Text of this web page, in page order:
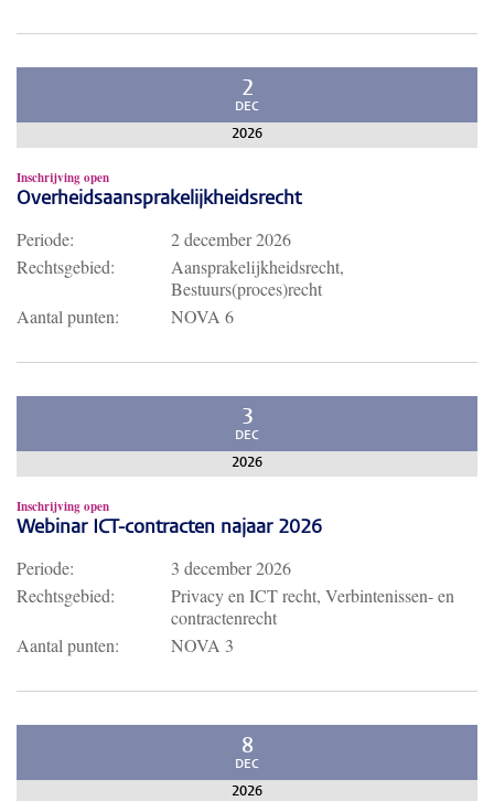
2
DEC
2026
Inschrijving open
Overheidsaansprakelijkheidsrecht
Periode:
2 december 2026
Rechtsgebied:
Aansprakelijkheidsrecht,
Bestuurs(proces)recht
Aantal punten:
NOVA 6
3
DEC
2026
Inschrijving open
Webinar ICT-contracten najaar 2026
Periode:
3 december 2026
Rechtsgebied:
Privacy en ICT recht, Verbintenissen- en
contractenrecht
Aantal punten:
NOVA 3
8
DEC
2026